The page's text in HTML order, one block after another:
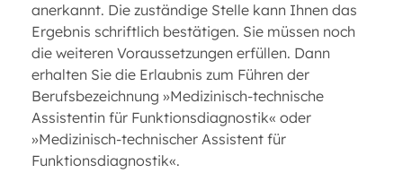
anerkannt. Die zuständige Stelle kann Ihnen das
Ergebnis schriftlich bestätigen. Sie müssen noch
die weiteren Voraussetzungen erfüllen. Dann
erhalten Sie die Erlaubnis zum Führen der
Berufsbezeichnung »Medizinisch-technische
Assistentin für Funktionsdiagnostik« oder
»Medizinisch-technischer Assistent für
Funktionsdiagnostik«.